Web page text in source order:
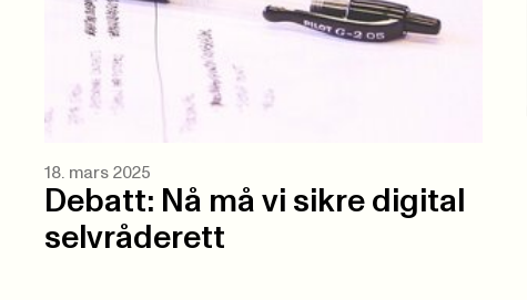
18. mars 2025
Debatt: Nå må vi sikre digital
selvråderett